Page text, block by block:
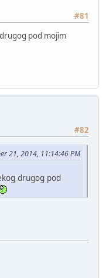
#81
pod mojim
#82
21, 2014, 11:14:46 PM
drugog pod